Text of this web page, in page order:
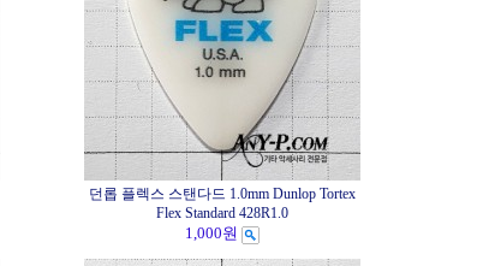
던롭 플렉스 스탠다드 1.0mm Dunlop Tortex
Flex Standard 428R1.0
1,000원